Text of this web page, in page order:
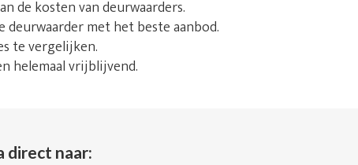
de kosten van deurwaarders.
met het beste aanbod.
te vergelijken.
helemaal vrijblijvend.
direct naar: